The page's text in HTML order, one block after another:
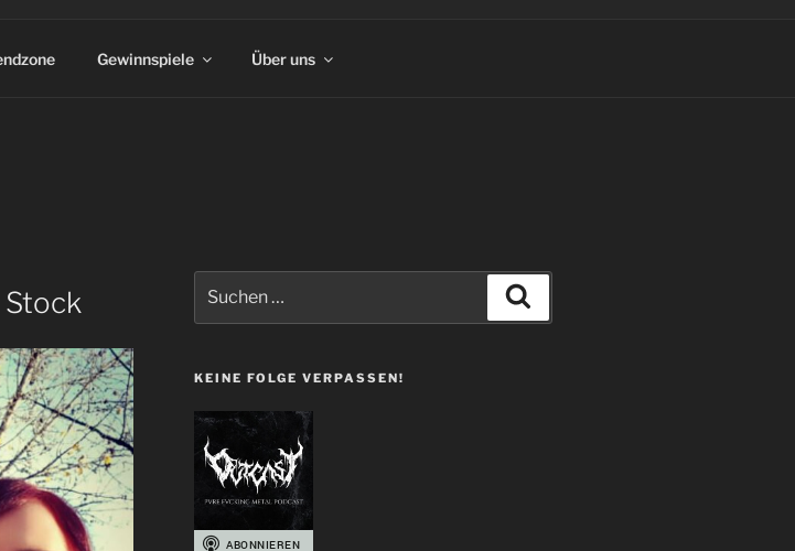
Gewinnspiele Über uns
Stock
nach:
KEINE FOLGE VERPASSEN!